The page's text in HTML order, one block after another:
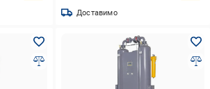
Доставимо